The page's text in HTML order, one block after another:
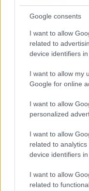
Google consents
I want to allow
related to
device identifiers in
I want to allow my
Google for online
I want to allow
personalized
I want to allow
related to
device identifiers in
I want to allow
related to
Az idei első
spring-mód
Többek között azért